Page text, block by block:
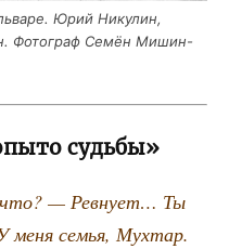
Юрий Нику­лин,
Фото­граф Семён Мишин-
судьбы»
— Рев­ну­ет… Ты
меня семья, Мух­тар.